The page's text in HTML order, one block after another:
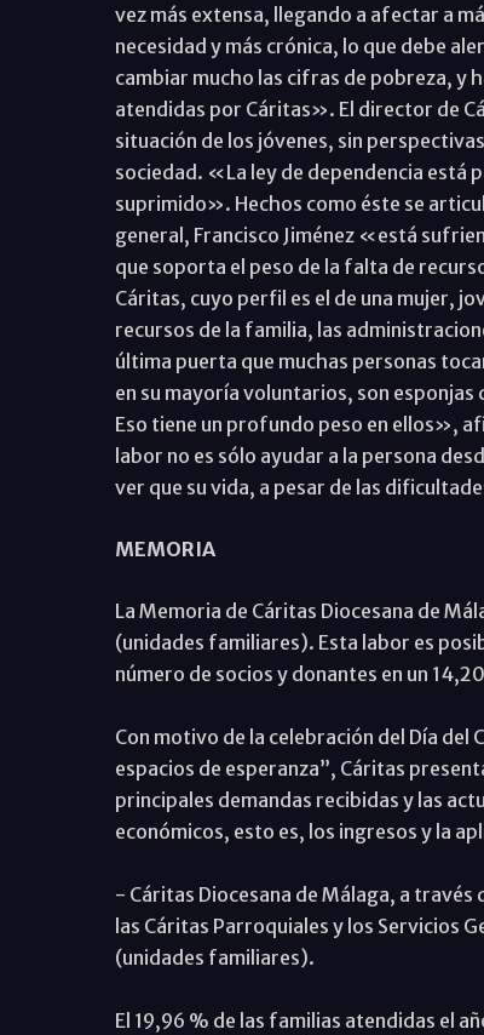
vez más extensa, llegando a afectar a
necesidad y más crónica, lo que debe
cambiar mucho las cifras de pobreza, y
atendidas por Cáritas». El director de
situación de los jóvenes, sin
sociedad. «La ley de dependencia está
suprimido». Hechos como éste se
general, Francisco Jiménez «está
que soporta el peso de la falta de
Cáritas, cuyo perfil es el de una mujer,
recursos de la familia, las
última puerta que muchas personas
en su mayoría voluntarios, son
Eso tiene un profundo peso en ellos»,
labor no es sólo ayudar a la persona
ver que su vida, a pesar de las
MEMORIA
La Memoria de Cáritas Diocesana de
(unidades familiares). Esta labor es
número de socios y donantes en un
Con motivo de la celebración del Día
espacios de esperanza”, Cáritas
principales demandas recibidas y las
económicos, esto es, los ingresos y la
- Cáritas Diocesana de Málaga, a través
las Cáritas Parroquiales y los Servicios
(unidades familiares).
El 19,96 % de las familias atendidas el